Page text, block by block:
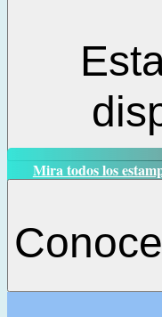
Mira todos los